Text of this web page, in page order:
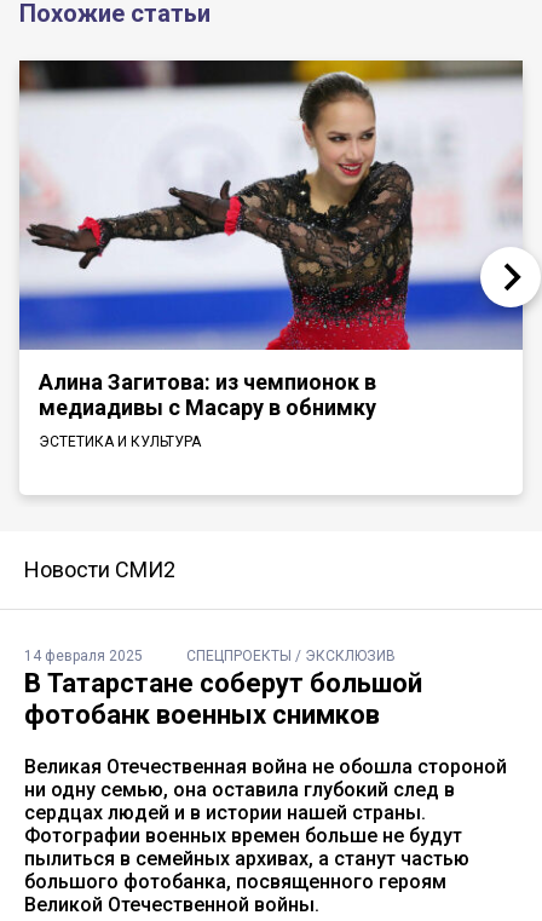
Похожие статьи
Алина Загитова: из чемпионок в
медиадивы с Масару в обнимку
ЭСТЕТИКА И КУЛЬТУРА
Новости СМИ2
14 февраля 2025 СПЕЦПРОЕКТЫ / ЭКСКЛЮЗИВ
В Татарстане соберут большой
фотобанк военных снимков
Великая Отечественная война не обошла стороной
ни одну семью, она оставила глубокий след в
сердцах людей и в истории нашей страны.
Фотографии военных времен больше не будут
пылиться в семейных архивах, а станут частью
большого фотобанка, посвященного героям
Великой Отечественной войны.